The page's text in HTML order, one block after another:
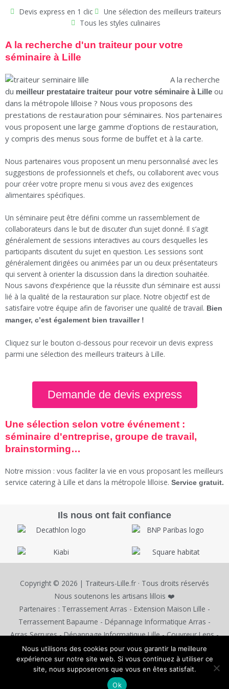
Devis express en 1 clic
Une sélection des meilleurs traiteurs
Tous les styles culinaires
A la recherche d'un traiteur pour votre
séminaire à Lille
A la recherche
du meilleur prestataire traiteur pour votre séminaire à Lille ou
dans la métropole lilloise ? Nous vous proposons des
prestations de restauration pour séminaires. Nos partenaires
vous proposent une large gamme d’options de restauration,
y compris des menus sous forme de buffet et à la carte.
Nous partenaires vous proposent un menu personnalisé avec les
suggestions de professionnels et chefs, ou collaborent avec vous
pour créer votre propre menu si vous avez des exigences
alimentaires spécifiques.
Un séminaire peut être défini comme un rassemblement de
collaborateurs dans le but de discuter d’un sujet donné. Il s’agit
généralement de sessions interactives au cours desquelles les
participants discutent du sujet en question. Les sessions sont
généralement dirigées ou animées par un ou deux présentateurs
qui servent à orienter la discussion dans la direction souhaitée.
Nous savons d’expérience que la réussite d’un séminaire est aussi
lié à la qualité de la restauration sur place. Notre objectif est de
satisfaire votre équipe afin de favoriser une qualité de travail. Bien
manger, c’est également bien travailler !
Cliquez sur le bouton ci-dessous pour recevoir un devis express
parmi une sélection des meilleurs traiteurs à Lille.
Demande de devis express
Une sélection selon votre événement :
séminaire d'entreprise, groupe de travail,
brainstorming…
Notre mission : vous faciliter la vie en vous proposant les meilleurs
service catering à Lille et dans la métropole lilloise. Service gratuit.
Ils nous ont fait confiance
Copyright © 2026 | Traiteurs-Lille.fr · Tous droits réservés
Nous soutenons les artisans lillois ❤️
Partenaires : Terrassement Arras - Extension Maison Lille -
Terrassement Bapaume - Dépannage Informatique Arras -
Arras Serrures-Dépannage Informatique Lille-Couvreur Lens-
Consultant SEO Arras-Création Site Web Arras - Formation
Excel Arras-Codefast Review
Politique de confidentialité
Nous utilisons des cookies pour vous garantir la meilleure
expérience sur notre site web. Si vous continuez à utiliser ce
site, nous supposerons que vous en êtes satisfait.
Ok